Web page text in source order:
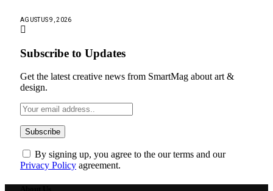
AGUSTUS 9, 2026
Subscribe to Updates
Get the latest creative news from SmartMag about art &
design.
By signing up, you agree to the our terms and our
Privacy Policy agreement.